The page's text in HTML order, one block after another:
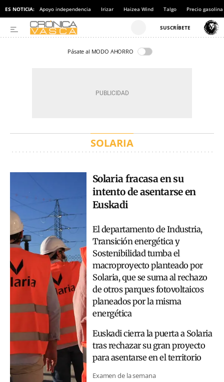
ES NOTICIA: Apoyo independencia Irizar Haizea Wind Talgo Precio gasolina
Pásate al MODO AHORRO
SOLARIA
Solaria fracasa en su
intento de asentarse en
Euskadi
El departamento de Industria,
Transición energética y
Sostenibilidad tumba el
macroproyecto planteado por
Solaria, que se suma al rechazo
de otros parques fotovoltaicos
planeados por la misma
energética
Euskadi cierra la puerta a Solaria
tras rechazar su gran proyecto
para asentarse en el territorio
Examen de la semana